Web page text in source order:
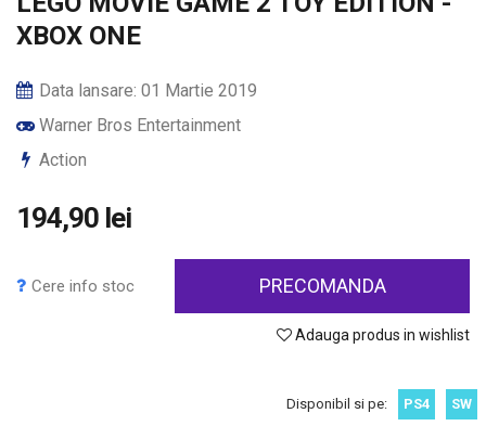
XBOX ONE
Data lansare: 01 Martie 2019
Warner Bros Entertainment
Action
194,90 lei
Cere info stoc PRECOMANDA
Adauga produs in wishlist
Disponibil si pe: PS4 SW